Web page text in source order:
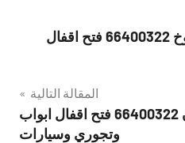
نجار فتح أقفال جليب الشيوخ 66400322 فتح اقفال
المقالة التالية
نجار فتح أقفال خيطان 66400322 فتح اقفال ابواب
وتجوري وسيارات